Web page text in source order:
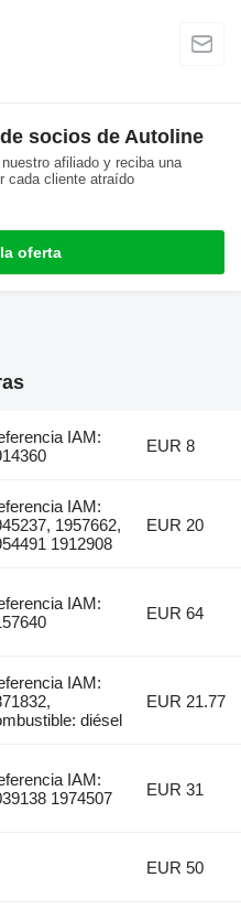
socios de Autoline
afiliado y reciba una
cada cliente atraído
oferta
IAM:
EUR 8
IAM:
1957662,
1912908
EUR 20
IAM:
EUR 64
IAM:
diésel
EUR 21.77
IAM:
1974507
EUR 31
EUR 50